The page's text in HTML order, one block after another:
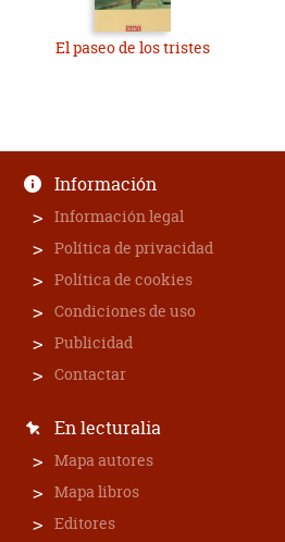
El paseo de los tristes
Información
Información legal
Política de privacidad
Política de cookies
Condiciones de uso
Publicidad
Contactar
En lecturalia
Mapa autores
Mapa libros
Editores